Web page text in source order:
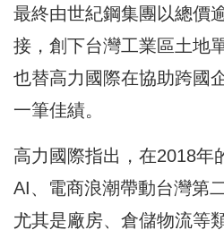
最終由世紀鋼集團以總價
接，創下台灣工業區土地
也替高力國際在協助跨國
一筆佳績。
高力國際指出，在2018年
AI、電商浪潮帶動台灣第
尤其是廠房、倉儲物流等